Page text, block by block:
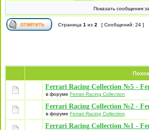
Показать сообщения
Страница 1 из 2 [ Сообщений: 24 ]
Ferrari Racing Collection №5 -
в форуме Ferrari Racing Collection
Ferrari Racing Collection №2 -
в форуме Ferrari Racing Collection
Ferrari Racing Collection №1 -